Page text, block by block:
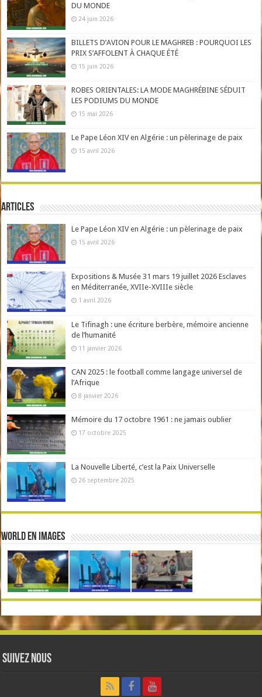
DU MONDE
24 juin 2026
BILLETS D’AVION POUR LE MAGHREB : POURQUOI LES
PRIX S’AFFOLENT À CHAQUE ÉTÉ
15 juin 2026
ROBES ORIENTALES: LA MODE MAGHRÉBINE SÉDUIT
LES PODIUMS DU MONDE
15 mai 2026
Le Pape Léon XIV en Algérie : un pèlerinage de paix
15 avril 2026
Articles
Le Pape Léon XIV en Algérie : un pèlerinage de paix
15 avril 2026
Expositions & Musée 31 mars 19 juillet 2026 Esclaves
en Méditerranée, XVIIe-XVIIIe siècle
1 avril 2026
Le Tifinagh : une écriture berbère, mémoire ancienne
de l’humanité
11 janvier 2026
CAN 2025 : le football comme langage universel de
l’Afrique
8 janvier 2026
Mémoire du 17 octobre 1961 : ne jamais oublier
17 octobre 2025
La Nouvelle Liberté, c’est la Paix Universelle
26 septembre 2025
World en Images
Suivez nous